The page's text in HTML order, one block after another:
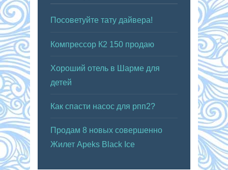
Посоветуйте тату дайвера!
Компрессор К2 150 продаю
Хороший отель в Шарме для
детей
Как спасти насос для рпп2?
Продам 8 новых совершенно
Жилет Apeks Black Ice